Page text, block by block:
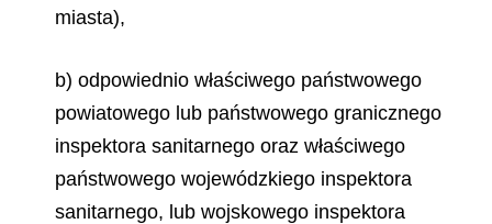
miasta),
b) odpowiednio właściwego państwowego
powiatowego lub państwowego granicznego
inspektora sanitarnego oraz właściwego
państwowego wojewódzkiego inspektora
sanitarnego, lub wojskowego inspektora